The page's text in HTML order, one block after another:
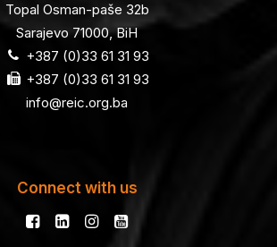
Topal Osman-paše 32b
Sarajevo 71000, BiH
+387 (0)33 61 31 93
+387 (0)33 61 31 93
info@reic.org.ba
Connect with us